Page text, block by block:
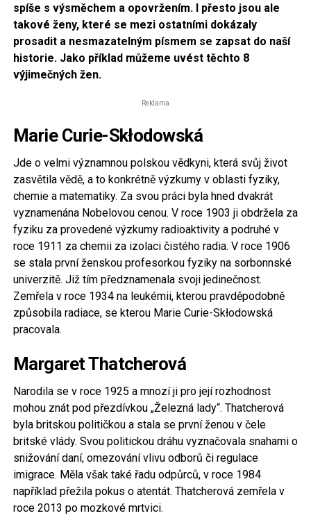
spíše s výsměchem a opovržením. I přesto jsou ale
takové ženy, které se mezi ostatními dokázaly
prosadit a nesmazatelným písmem se zapsat do naší
historie. Jako příklad můžeme uvést těchto 8
výjimečných žen.
Reklama
Marie Curie-Skłodowská
Jde o velmi významnou polskou vědkyni, která svůj život
zasvětila vědě, a to konkrétně výzkumy v oblasti fyziky,
chemie a matematiky. Za svou práci byla hned dvakrát
vyznamenána Nobelovou cenou. V roce 1903 ji obdržela za
fyziku za provedené výzkumy radioaktivity a podruhé v
roce 1911 za chemii za izolaci čistého radia. V roce 1906
se stala první ženskou profesorkou fyziky na sorbonnské
univerzitě. Již tím předznamenala svoji jedinečnost.
Zemřela v roce 1934 na leukémii, kterou pravděpodobně
způsobila radiace, se kterou Marie Curie-Skłodowská
pracovala.
Margaret Thatcherová
Narodila se v roce 1925 a mnozí ji pro její rozhodnost
mohou znát pod přezdívkou „Železná lady“. Thatcherová
byla britskou političkou a stala se první ženou v čele
britské vlády. Svou politickou dráhu vyznačovala snahami o
snižování daní, omezování vlivu odborů či regulace
imigrace. Měla však také řadu odpůrců, v roce 1984
například přežila pokus o atentát. Thatcherová zemřela v
roce 2013 po mozkové mrtvici.